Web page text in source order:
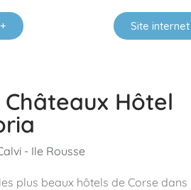
Site internet
Châteaux Hôtel
- Ile Rousse
plus beaux hôtels de Corse dans